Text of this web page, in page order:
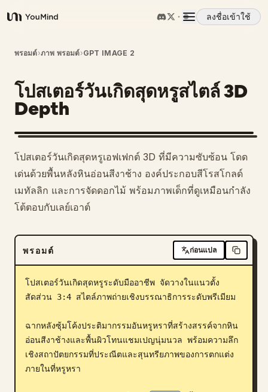
YouMind
ลงชื่อเข้าใช้
ภาพรวม
กรณีการใช้งาน
ทักษะ
พรอมต์
ราคา
ดาวน์โหลด
บล็อก
อัปเดต
พรอมต์›ภาพ พรอมต์›GPT IMAGE 2
โปสเตอร์วันเกิดสุดหรูสไตล์ 3D
Depth
โปสเตอร์วันเกิดสุดหรูเอฟเฟกต์ 3D ที่มีความซับซ้อน โดด
เด่นด้วยพื้นหลังหินอ่อนสีงาช้าง องค์ประกอบสีโรสโกลด์
เมทัลลิก และการจัดดอกไม้ พร้อมภาพเด็กที่ดูเหมือนกำลัง
โต้ตอบกับเลย์เอาต์
พรอมต์ ก่อนแปล
โปสเตอร์วันเกิดสุดหรูระดับมืออาชีพ จัดวางในแนวตั้ง
สัดส่วน 3:4 สไตล์ภาพถ่ายเชิงบรรณาธิการระดับพรีเมียม
ฉากหลังซุ้มโค้งประติมากรรมอันหรูหราที่สร้างสรรค์จากหิน
อ่อนสีงาช้างและพื้นผิวโทนแชมเปญนุ่มนวล พร้อมความลึก
เชิงสถาปัตยกรรมที่ประณีตและสุนทรียภาพของการตกแต่ง
ภายในที่หรูหรา